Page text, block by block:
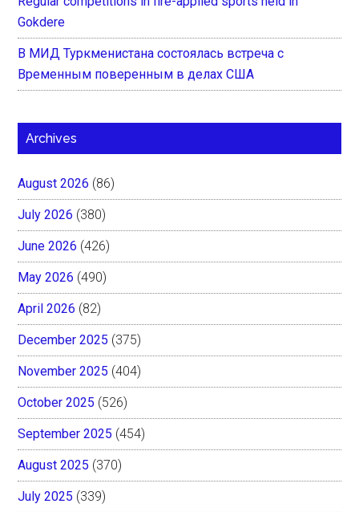
Gokdere
В МИД Туркменистана состоялась встреча с
Временным поверенным в делах США
Archives
August 2026 (86)
July 2026 (380)
June 2026 (426)
May 2026 (490)
April 2026 (82)
December 2025 (375)
November 2025 (404)
October 2025 (526)
September 2025 (454)
August 2025 (370)
July 2025 (339)